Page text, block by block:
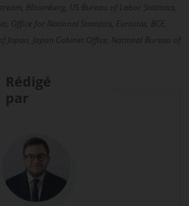
Bloomberg, US Bureau of Labor Statistics,
Office for National Statistics, Eurostat, BCE,
Japan, Japan Cabinet Office, National Bureau of
Rédigé
par